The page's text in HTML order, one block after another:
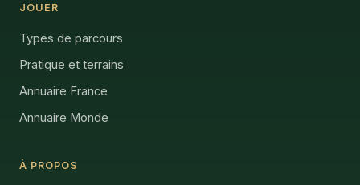
JOUER
Types de parcours
Pratique et terrains
Annuaire France
Annuaire Monde
À PROPOS